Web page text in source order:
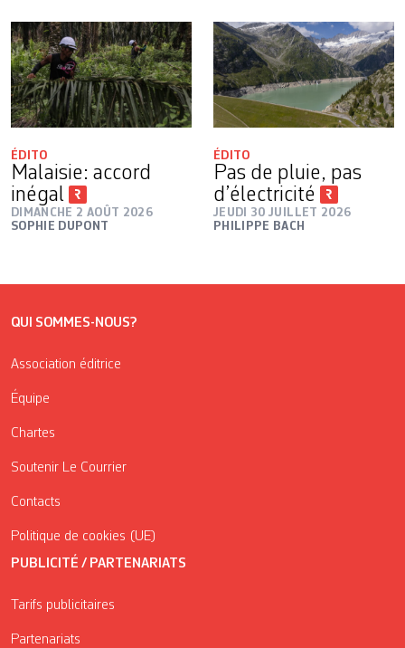
ÉDITO
Malaisie: accord
inégal
DIMANCHE 2 AOÛT 2026
SOPHIE DUPONT
ÉDITO
Pas de pluie, pas
d’électricité
JEUDI 30 JUILLET 2026
PHILIPPE BACH
QUI SOMMES-NOUS?
Association éditrice
Équipe
Chartes
Soutenir Le Courrier
Contacts
Politique de cookies (UE)
PUBLICITÉ / PARTENARIATS
Tarifs publicitaires
Partenariats